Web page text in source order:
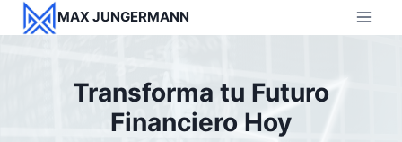
Saltar
al
MAX JUNGERMANN
Transforma tu Futuro
Financiero Hoy